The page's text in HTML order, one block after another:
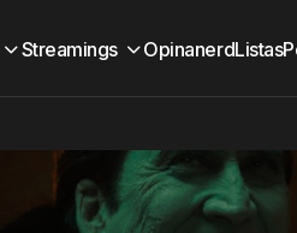
Streamings OpinanerdListas